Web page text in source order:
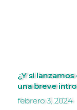
¿Y si
una breve
febrero 3, 2024